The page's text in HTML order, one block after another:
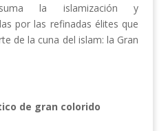
la islamización y
por las refinadas élites que
de la cuna del islam: la Gran
de gran colorido